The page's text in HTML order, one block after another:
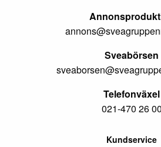
Sveabörsen
Telefonväxel
021-470 26 00
Kundservice